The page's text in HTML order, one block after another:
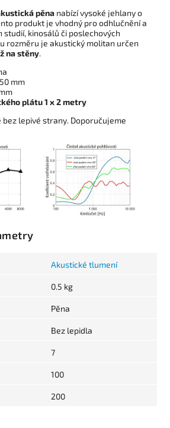
pěna nabízí vysoké jehlany o
produkt je vhodný pro odhlučnění a
kinosálů či poslechových
rozměru je akustický molitan určen
na stěny.
mm
plátu 1 x 2 metry
bez lepivé strany. Doporučujeme
Akustické tlumení
0.5 kg
Pěna
Bez lepidla
7
100
200